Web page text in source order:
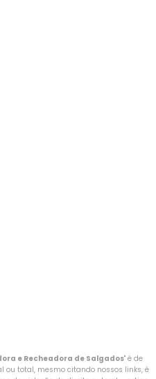
e Recheadora de Salgados" é de
ou total, mesmo citando nossos links, é